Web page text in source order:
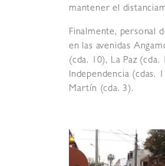
mantener el
Finalmente, personal
en las avenidas
(cda. 10), La Paz
Independencia (cdas.
Martín (cda. 3).